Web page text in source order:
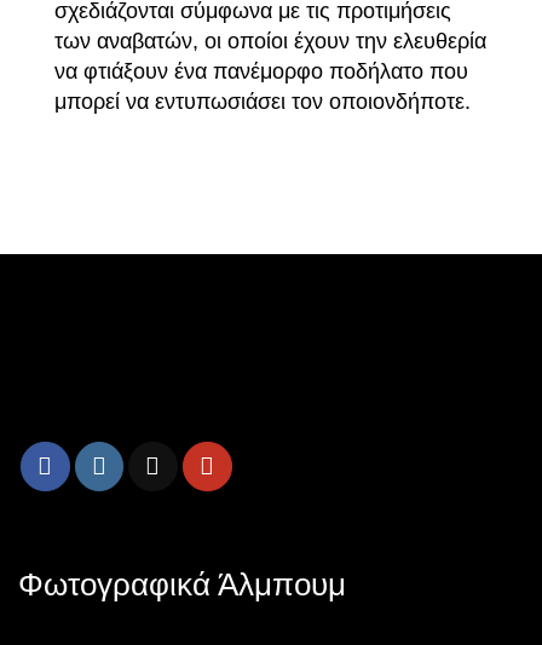
σχεδιάζονται σύμφωνα με τις προτιμήσεις
των αναβατών, οι οποίοι έχουν την ελευθερία
να φτιάξουν ένα πανέμορφο ποδήλατο που
μπορεί να εντυπωσιάσει τον οποιονδήποτε.
Φωτογραφικά Άλμπουμ